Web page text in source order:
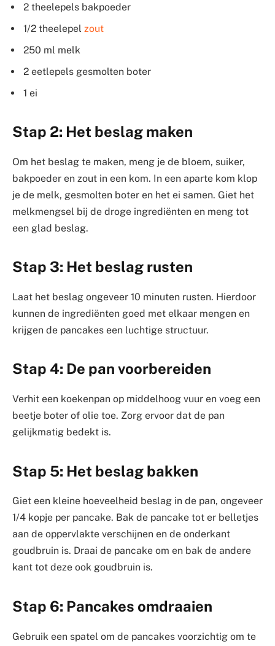
2 theelepels bakpoeder
1/2 theelepel zout
250 ml melk
2 eetlepels gesmolten boter
1 ei
Stap 2: Het beslag maken
Om het beslag te maken, meng je de bloem, suiker,
bakpoeder en zout in een kom. In een aparte kom klop
je de melk, gesmolten boter en het ei samen. Giet het
melkmengsel bij de droge ingrediënten en meng tot
een glad beslag.
Stap 3: Het beslag rusten
Laat het beslag ongeveer 10 minuten rusten. Hierdoor
kunnen de ingrediënten goed met elkaar mengen en
krijgen de pancakes een luchtige structuur.
Stap 4: De pan voorbereiden
Verhit een koekenpan op middelhoog vuur en voeg een
beetje boter of olie toe. Zorg ervoor dat de pan
gelijkmatig bedekt is.
Stap 5: Het beslag bakken
Giet een kleine hoeveelheid beslag in de pan, ongeveer
1/4 kopje per pancake. Bak de pancake tot er belletjes
aan de oppervlakte verschijnen en de onderkant
goudbruin is. Draai de pancake om en bak de andere
kant tot deze ook goudbruin is.
Stap 6: Pancakes omdraaien
Gebruik een spatel om de pancakes voorzichtig om te